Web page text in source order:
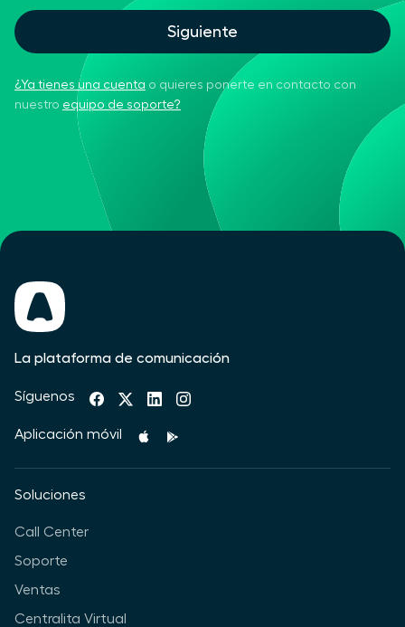
Siguiente
¿Ya tienes una cuenta o quieres ponerte en contacto con
nuestro equipo de soporte?
La plataforma de comunicación
Síguenos
Aplicación móvil
Soluciones
Call Center
Soporte
Ventas
Centralita Virtual